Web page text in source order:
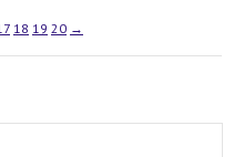
18 19 20 →